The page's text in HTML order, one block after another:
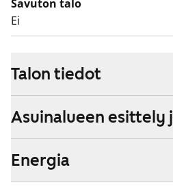
Savuton talo
Ei
Talon tiedot
Asuinalueen esittely
Energia